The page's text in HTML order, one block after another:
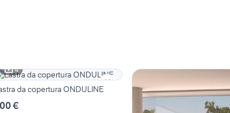
4
da copertura ONDULINE
€